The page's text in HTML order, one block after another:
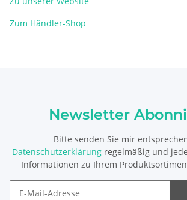
Zum Händler-Shop
Newsletter
Bitte senden Sie mir
Datenschutzerklärung regelmäßig und
Informationen zu Ihrem